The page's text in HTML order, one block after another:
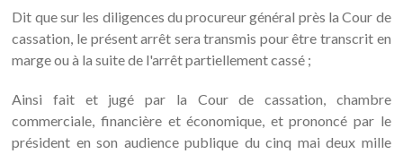
Dit que sur les diligences du procureur général près la Cour de
cassation, le présent arrêt sera transmis pour être transcrit en
marge ou à la suite de l'arrêt partiellement cassé ;
Ainsi fait et jugé par la Cour de cassation, chambre
commerciale, financière et économique, et prononcé par le
président en son audience publique du cinq mai deux mille